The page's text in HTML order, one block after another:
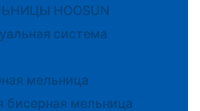
HOOSUN
система
мельница
бисерная мельница